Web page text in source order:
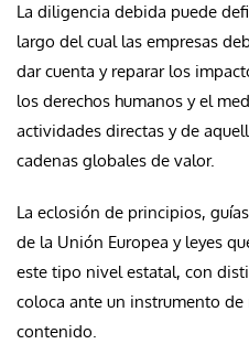
La diligencia debida puede
largo del cual las empresas
dar cuenta y reparar los
los derechos humanos y el
actividades directas y de
cadenas globales de valor.
La eclosión de principios,
de la Unión Europea y leyes
este tipo nivel estatal, con
coloca ante un instrumento de
contenido.